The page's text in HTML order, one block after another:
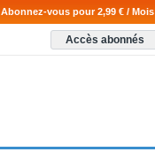
Abonnez-vous pour 2,99 € / Mois
Accès abonnés